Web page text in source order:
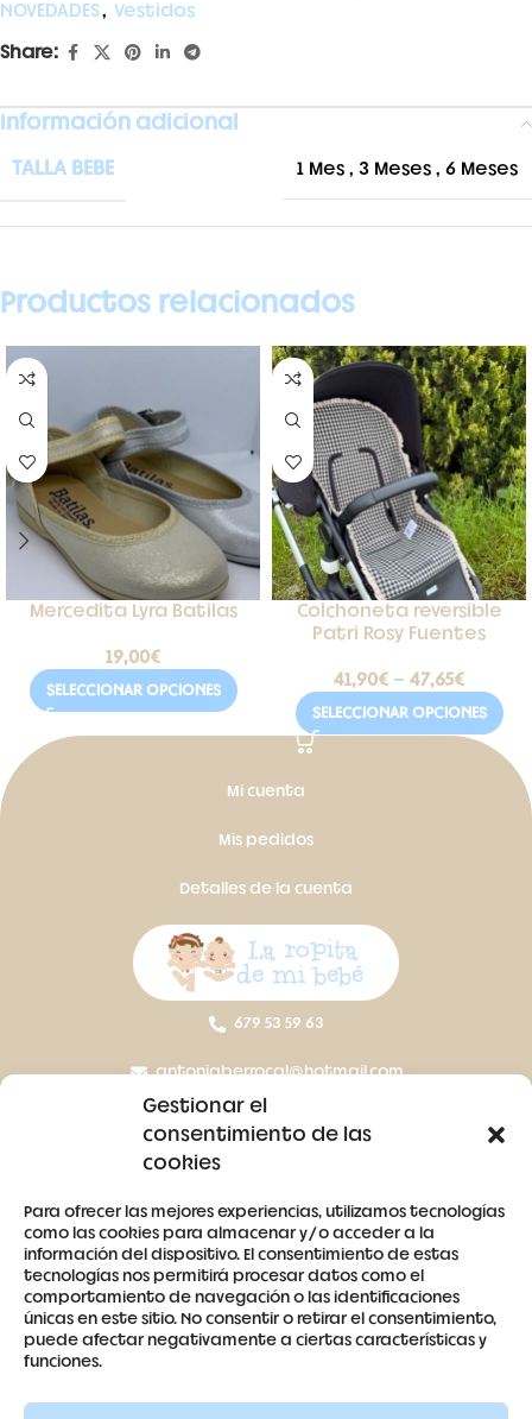
Gestionar el
consentimiento de las
cookies
Para ofrecer las mejores experiencias, utilizamos tecnologías
como las cookies para almacenar y/o acceder a la
información del dispositivo. El consentimiento de estas
tecnologías nos permitirá procesar datos como el
comportamiento de navegación o las identificaciones
únicas en este sitio. No consentir o retirar el consentimiento,
puede afectar negativamente a ciertas características y
funciones.
NOVEDADES, Vestidos
Share:
Información adicional
TALLA BEBE
1 Mes , 3 Meses , 6 Meses
Productos relacionados
Mercedita Lyra Batilas
19,00€
SELECCIONAR OPCIONES
Colchoneta reversible
Patri Rosy Fuentes
41,90€ - 47,65€
SELECCIONAR OPCIONES
Mi cuenta
Mis pedidos
Detalles de la cuenta
679 53 59 63
antoniaberrocal@hotmail.com
Contacto